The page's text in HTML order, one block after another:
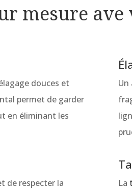
mesure
douces et
permet de garder
en éliminant les
Un
de respecter la
La